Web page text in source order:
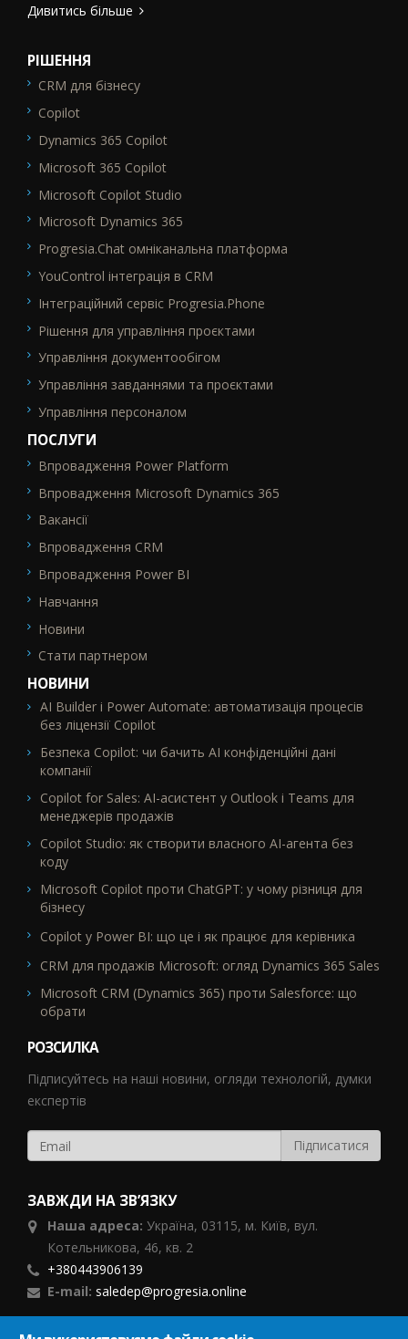
Дивитись більше
РІШЕННЯ
SEO_FTR1
CRM для бізнесу
Copilot
Dynamics 365 Copilot
Microsoft 365 Copilot
Microsoft Copilot Studio
Microsoft Dynamics 365
Progresia.Chat омніканальна платформа
YouControl інтеграція в CRM
Інтеграційний сервіс Progresia.Phone
Рішення для управління проєктами
Управління документообігом
Управління завданнями та проєктами
Управління персоналом
ПОСЛУГИ
SEO_FTR2
Впровадження Power Platform
Впровадження Microsoft Dynamics 365
Вакансії
Впровадження CRM
Впровадження Power BI
Навчання
Новини
Стати партнером
НОВИНИ
AI Builder і Power Automate: автоматизація процесів
без ліцензії Copilot
Безпека Copilot: чи бачить AI конфіденційні дані
компанії
Copilot for Sales: AI-асистент у Outlook і Teams для
менеджерів продажів
Copilot Studio: як створити власного AI-агента без
коду
Microsoft Copilot проти ChatGPT: у чому різниця для
бізнесу
Copilot у Power BI: що це і як працює для керівника
CRM для продажів Microsoft: огляд Dynamics 365 Sales
Microsoft CRM (Dynamics 365) проти Salesforce: що
обрати
РОЗСИЛКА
Підписуйтесь на наші новини, огляди технологій, думки
експертів
ЗАВЖДИ НА ЗВ’ЯЗКУ
Наша адреса: Україна, 03115, м. Київ, вул.
Котельникова, 46, кв. 2
+380443906139
E-mail: saledep@progresia.online